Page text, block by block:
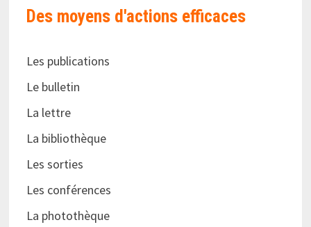
Des moyens d'actions efficaces
Les publications
Le bulletin
La lettre
La bibliothèque
Les sorties
Les conférences
La photothèque